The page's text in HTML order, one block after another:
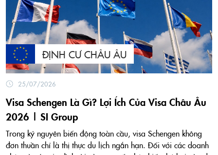
ĐỊNH CƯ CHÂU ÂU
25/07/2026
Visa Schengen Là Gì? Lợi Ích Của Visa Châu Âu
2026 | SI Group
Trong kỷ nguyên biến động toàn cầu, visa Schengen không
đơn thuần chỉ là thị thực du lịch ngắn hạn. Đối với các doanh